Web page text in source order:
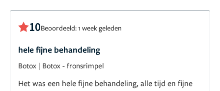
10Beoordeeld: 1 week geleden
hele fijne behandeling
Botox | Botox - fronsrimpel
Het was een hele fijne behandeling, alle tijd en fijne